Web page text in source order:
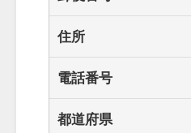
住所
電話番号
都道府県